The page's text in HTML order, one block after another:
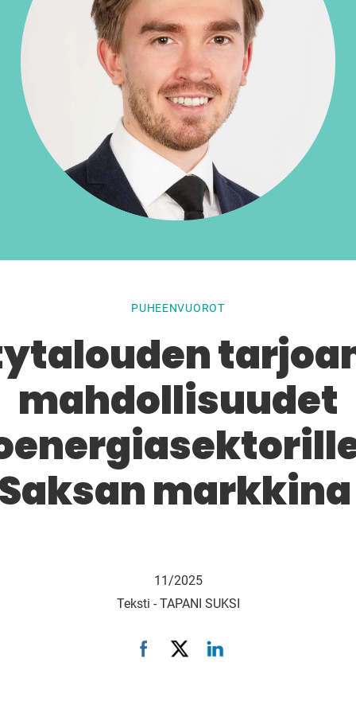
PUHEENVUOROT
mahdollisuudet
11/2025
Teksti - TAPANI SUKSI